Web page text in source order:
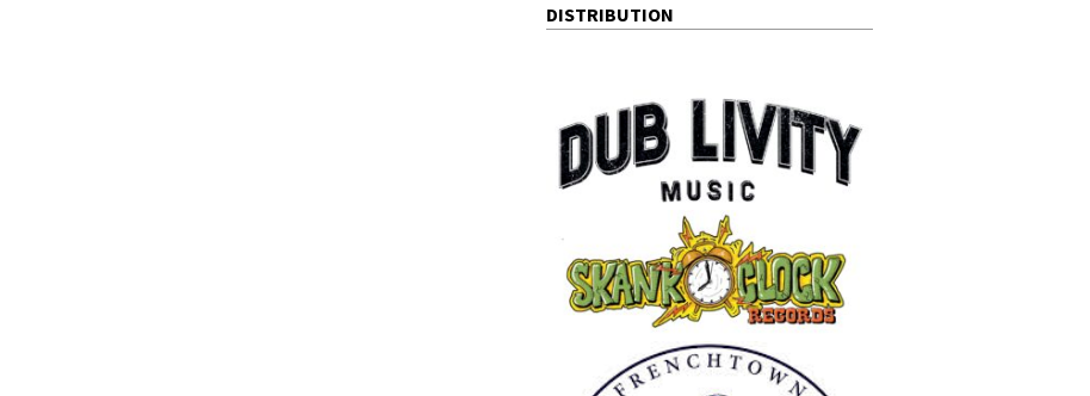
DISTRIBUTION